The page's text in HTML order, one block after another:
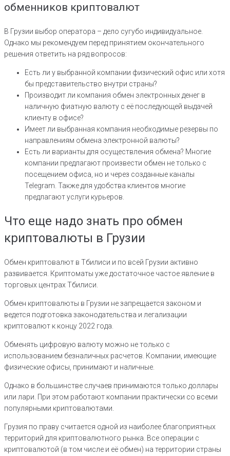
обменников криптовалют
В Грузии выбор оператора – дело сугубо индивидуальное.
Однако мы рекомендуем перед принятием окончательного
решения ответить на ряд вопросов:
Есть ли у выбранной компании физический офис или хотя
бы представительство внутри страны?
Производит ли компания обмен электронных денег в
наличную фиатную валюту с её последующей выдачей
клиенту в офисе?
Имеет ли выбранная компания необходимые резервы по
направлениям обмена электронной валюты?
Есть ли варианты для осуществления обмена? Многие
компании предлагают произвести обмен не только с
посещением офиса, но и через созданные каналы
Telegram. Также для удобства клиентов многие
предлагают услуги курьеров.
Что еще надо знать про обмен
криптовалюты в Грузии
Обмен ‎криптовалют в Тбилиси и по всей Грузии активно
развивается. Криптоматы уже ‎достаточное частое явление в
торговых центрах Тбилиси.
Обмен криптовалюты в ‎Грузии не запрещается законом и
ведется подготовка законодательства и ‎легализации
криптовалют к концу 2022 года.
Обменять цифровую валюту можно не только с
использованием безналичных расчетов. Компании, имеющие
физические офисы, принимают и наличные.
Однако в большинстве случаев принимаются только доллары
или лари. При этом работают компании практически со всеми
популярными криптовалютами.
Грузия по праву считается одной из наиболее благоприятных
территорий для криптовалютного рынка. Все операции с
криптовалютой (в том числе и её обмен) на территории страны